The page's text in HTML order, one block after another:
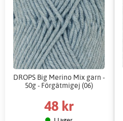
DROPS Big Merino Mix garn -
50g - Förgätmigej (06)
48 kr